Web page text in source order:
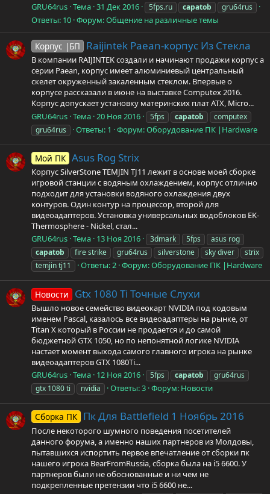
GRU64rus Тема 31 Дек 2016 5fps.ru capatob gru64rus
Ответы: 10 Форум:Общение на различные темы
Корпус |БП Raijintek Paean-корпус Из Стекла
В компании RAIJINTEK создали и начинают продажи корпус а
серии Paean, корпус имеет алюминиевый центральный
скелет окруженный закаленным стеклом. Впервые о
корпусе рассказали в июне на выставке Computex 2016.
Корпус допускает установку материнских плат ATX, Micro...
GRU64rus Тема 20 Ноя 2016 5fps capatob
computex
gru64rus
Ответы: 1 Форум:Оборудование ПК |Hardware
Мой ПК Asus Rog Strix
Корпус SilverStone TEMJIN TJ11 лежит в основе моей сборке
игровой станции с водяным охлаждением, корпус отлично
подходит для установки водяного охлаждения двух
контуров. Один контур на процессор, второй для
видеоадаптеров. Установка универсальных водоблоков EK-
Thermosphere - Nickel, стал...
GRU64rus Тема 13 Ноя 2016 3dmark 5fps
asus rog
capatob
fire strike gru64rus silverstone sky diver
strix
temjin tj11
Ответы: 2 Форум:Оборудование ПК |Hardware
Новости Gtx 1080 Ti Точные Слухи
Вышло новое семейство видеокарт NVIDIA под кодовым
именем Pascal, казалось все видеоадаптеры на рынке, от
Titan X который в России не продается и до самой
бюджетной GTX 1050, но по непонятной логике NVIDIA
настает момент выхода самого главного игрока на рынке
видеоадаптеров GTX 1080Ti...
GRU64rus Тема 12 Ноя 2016 5fps capatob
gru64rus
gtx 1080 ti
nvidia Ответы: 3 Форум: Новости
Сборка ПК Пк Для Battlefield 1 Ноябрь 2016
После некоторого шумного поведения посетителей
данного форума, а именно наших партнеров из Молдовы,
пытавшихся испортить первое впечатление от сборки пк
нашего игрока BearFromRussia, сборка была на i5 6600. У
партнеров были не обоснованные и ни чем не
подкрепленные претензии что i5 6600 не...